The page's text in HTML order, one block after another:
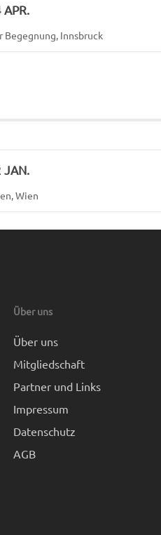
APR.
Begegnung, Innsbruck
JAN.
Wien
Über uns
Über uns
Mitgliedschaft
Partner und Links
Impressum
Datenschutz
AGB